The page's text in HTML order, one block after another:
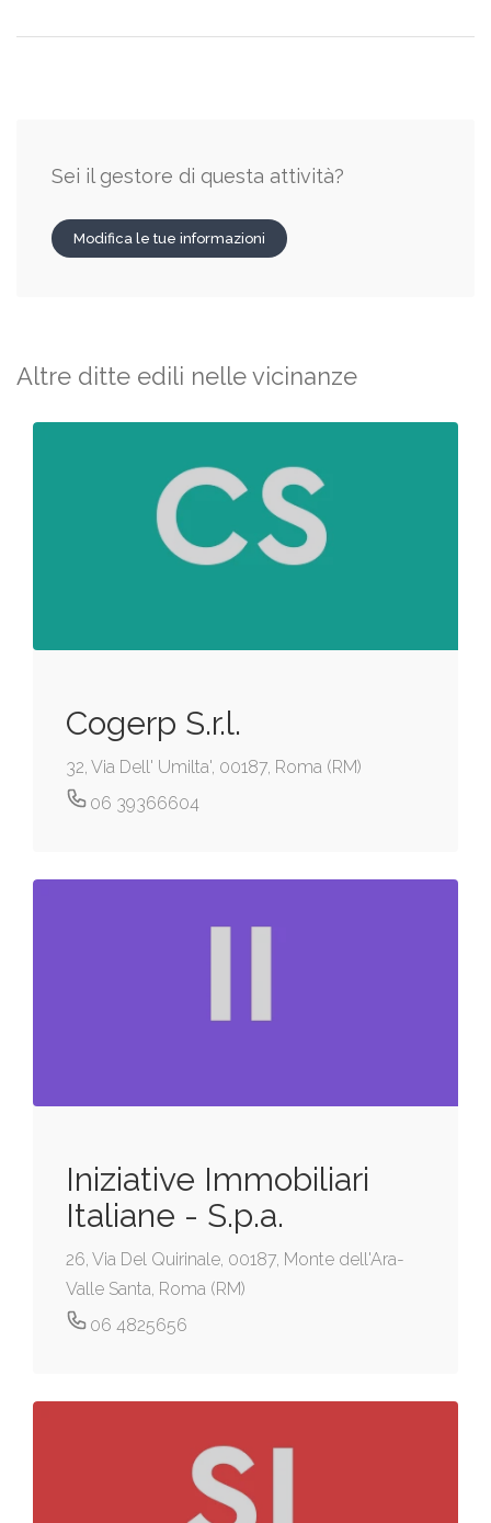
Sei il gestore di questa attività?
Modifica le tue informazioni
Altre ditte edili nelle vicinanze
Cogerp S.r.l.
32, Via Dell' Umilta', 00187, Roma (RM)
06 39366604
Iniziative Immobiliari
Italiane - S.p.a.
26, Via Del Quirinale, 00187, Monte dell'Ara-
Valle Santa, Roma (RM)
06 4825656